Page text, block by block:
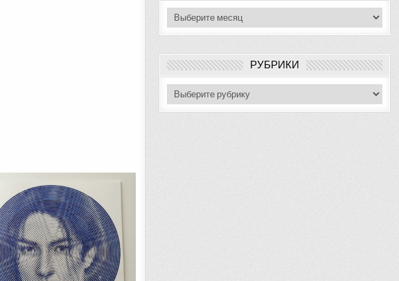
Архивные
записи
РУБРИКИ
Рубрики